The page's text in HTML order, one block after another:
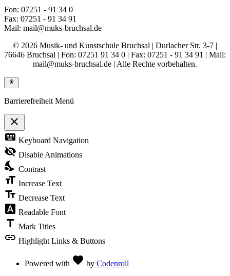
Fon: 07251 - 91 34 0
Fax: 07251 - 91 34 91
Mail: mail@muks-bruchsal.de
© 2026 Musik- und Kunstschule Bruchsal | Durlacher Str. 3-7 |
76646 Bruchsal | Fon: 07251 91 34 0 | Fax: 07251 - 91 34 91 | Mail:
mail@muks-bruchsal.de | Alle Rechte vorbehalten.
Barrierefreiheit Menü
close
Toggle
the
visibility
of
Accessibility
Toolbar
keyboard Keyboard Navigation
visibility_off Disable Animations
nights_stay Contrast
format_size Increase Text
text_fields Decrease Text
font_download Readable Font
title Mark Titles
link Highlight Links & Buttons
Powered with favorite by Codenroll